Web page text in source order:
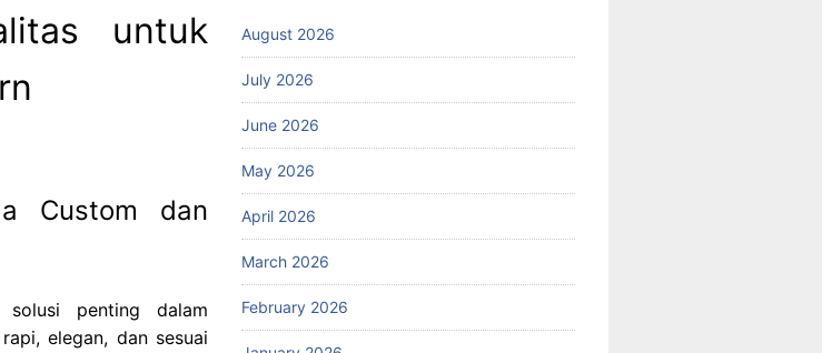
untuk
Custom dan
penting dalam
elegan, dan sesuai
August 2026
July 2026
June 2026
May 2026
April 2026
March 2026
February 2026